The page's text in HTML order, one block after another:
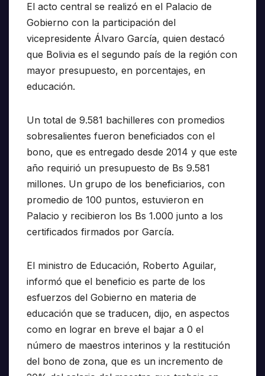
El acto central se realizó en el Palacio de
Gobierno con la participación del
vicepresidente Álvaro García, quien destacó
que Bolivia es el segundo país de la región con
mayor presupuesto, en porcentajes, en
educación.
Un total de 9.581 bachilleres con promedios
sobresalientes fueron beneficiados con el
bono, que es entregado desde 2014 y que este
año requirió un presupuesto de Bs 9.581
millones. Un grupo de los beneficiarios, con
promedio de 100 puntos, estuvieron en
Palacio y recibieron los Bs 1.000 junto a los
certificados firmados por García.
El ministro de Educación, Roberto Aguilar,
informó que el beneficio es parte de los
esfuerzos del Gobierno en materia de
educación que se traducen, dijo, en aspectos
como en lograr en breve el bajar a 0 el
número de maestros interinos y la restitución
del bono de zona, que es un incremento de